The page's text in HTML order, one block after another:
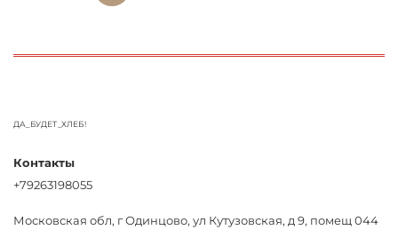
ДА_БУДЕТ_ХЛЕБ!
Контакты
+79263198055
Московская обл, г Одинцово, ул Кутузовская, д 9, помещ 044